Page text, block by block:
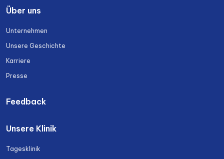
Über uns
Unternehmen
Unsere Geschichte
Karriere
Presse
Feedback
Unsere Klinik
Tagesklinik